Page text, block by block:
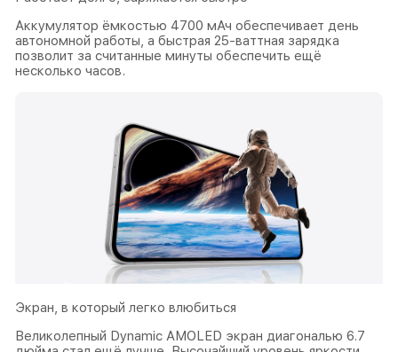
Аккумулятор ёмкостью 4700 мАч обеспечивает день
автономной работы, а быстрая 25-ваттная зарядка
позволит за считанные минуты обеспечить ещё
несколько часов.
Экран, в который легко влюбиться
Великолепный Dynamic AMOLED экран диагональю 6.7